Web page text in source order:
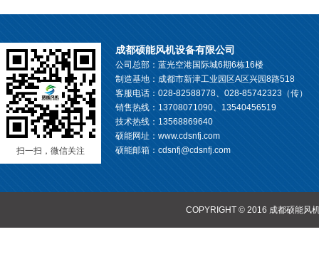
扫一扫，微信关注
成都硕能风机设备有限公司
公司总部：蓝光空港国际城6期6栋16楼
制造基地：成都市新津工业园区A区兴园8路518
客服电话：028-82588778、028-85742323（传）
销售热线：13708071090、13540456519
技术热线：13568869640
硕能网址：www.cdsnfj.com
硕能邮箱：cdsnfj@cdsnfj.com
COPYRIGHT © 2016 成都硕能风